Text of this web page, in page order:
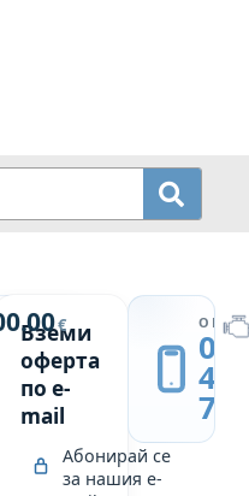
€
→
Вземи
оферта
по e-
mail
Абонирай се
за нашия e-
439
749